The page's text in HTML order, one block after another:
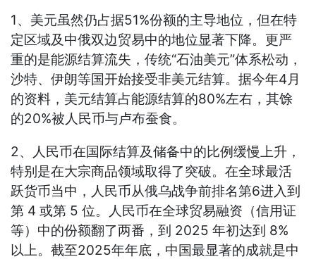
1、美元虽然仍占据51%份额的主导地位，但在特
定区域及中俄双边贸易中的地位显著下降。更严
重的是能源结算流失，传统“石油美元”体系松动，
沙特、伊朗等国开始接受非美元结算。据今年4月
的资料，美元结算占能源结算的80%左右，其馀
的20%被人民币与卢布蚕食。
2、人民币在国际结算及储备中的比例缓慢上升，
特别是在大宗商品领域取得了突破。在全球最活
跃货币当中，人民币从俄乌战争前排名第6进入到
第 4 或第 5 位。人民币在全球贸易融资（信用证
等）中的份额翻了两番，到 2025 年初达到 8%
以上。截至2025年年底，中国最显著的成就是中